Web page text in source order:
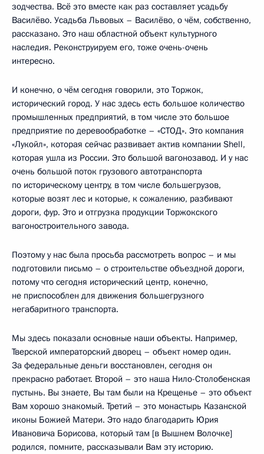
зодчества. Всё это вместе как раз составляет усадьбу
Василёво. Усадьба Львовых – Василёво, о чём, собственно,
рассказано. Это наш областной объект культурного
наследия. Реконструируем его, тоже очень-очень
интересно.
И конечно, о чём сегодня говорили, это Торжок,
исторический город. У нас здесь есть большое количество
промышленных предприятий, в том числе это большое
предприятие по деревообработке – «СТОД». Это компания
«Лукойл», которая сейчас развивает актив компании Shell,
которая ушла из России. Это большой вагонозавод. И у нас
очень большой поток грузового автотранспорта
по историческому центру, в том числе большегрузов,
которые возят лес и которые, к сожалению, разбивают
дороги, фур. Это и отгрузка продукции Торжокского
вагоностроительного завода.
Поэтому у нас была просьба рассмотреть вопрос – и мы
подготовили письмо – о строительстве объездной дороги,
потому что сегодня исторический центр, конечно,
не приспособлен для движения большегрузного
негабаритного транспорта.
Мы здесь показали основные наши объекты. Например,
Тверской императорский дворец – объект номер один.
За федеральные деньги восстановлен, сегодня он
прекрасно работает. Второй – это наша Нило-Столобенская
пустынь. Вы знаете, Вы там были на Крещенье – это объект
Вам хорошо знакомый. Третий – это монастырь Казанской
иконы Божией Матери. Это надо благодарить Юрия
Ивановича Борисова, который там [в Вышнем Волочке]
родился, помните, рассказывали Вам эту историю.